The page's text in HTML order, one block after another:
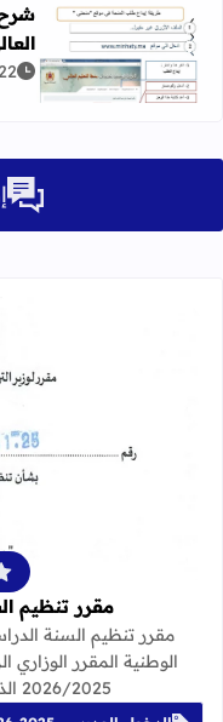
اقرأ المزيد عن
شرح
مقرر تنظيم السنة
الوطنية المقرر
2026/2025 الذي يهدف إلى تحديد مختلف…